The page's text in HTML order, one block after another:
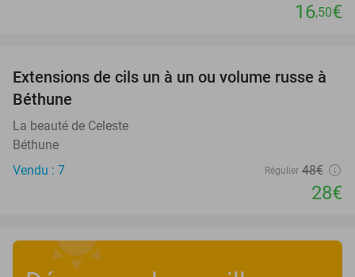
16,50€
42%
Extensions de cils un à un ou volume russe à
Béthune
La beauté de Celeste
Béthune
Vendu : 7
Régulier 48€
28€